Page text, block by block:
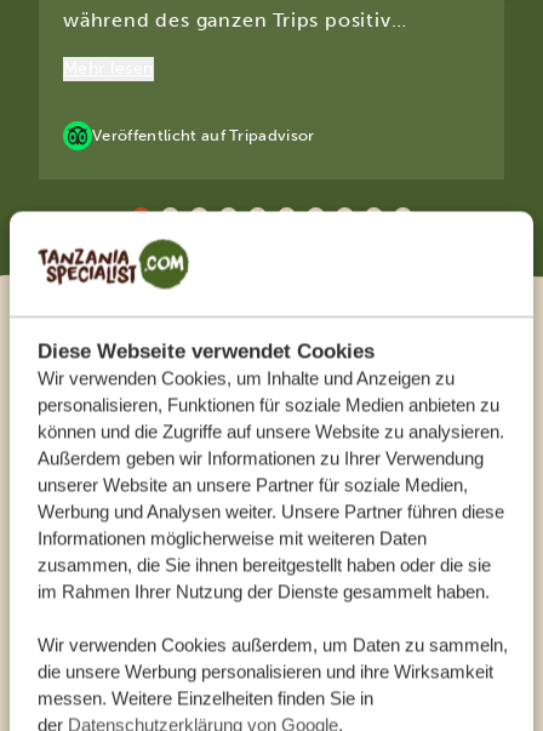
Diese Webseite verwendet Cookies
Wir verwenden Cookies, um Inhalte und Anzeigen zu
personalisieren, Funktionen für soziale Medien anbieten zu
können und die Zugriffe auf unsere Website zu analysieren.
Außerdem geben wir Informationen zu Ihrer Verwendung
unserer Website an unsere Partner für soziale Medien,
Werbung und Analysen weiter. Unsere Partner führen diese
Informationen möglicherweise mit weiteren Daten
zusammen, die Sie ihnen bereitgestellt haben oder die sie
im Rahmen Ihrer Nutzung der Dienste gesammelt haben.
Wir verwenden Cookies außerdem, um Daten zu sammeln,
die unsere Werbung personalisieren und ihre Wirksamkeit
messen. Weitere Einzelheiten finden Sie in
der Datenschutzerklärung von Google.
während des ganzen Trips positiv
bestätigt. Gebucht haben wir 2 Wochen (
Tarangire / Ngorongoro / Serengeti
gefolgt von einem Standaufenthalt aus
Sansibar). Kurzum - vom ersten Abholen
nicht das geringste Problem. Unser
deutschsprachiger Guide (Bakari) hatte
sehr viel Erfahrung im Auffinden der Tiere
und so gelang es ihm oftmals, uns gute
Aussichten abseits des ganzen Safari
Pulks zu verschaffen (wie ein Treffen mit
Nashörnern in den Abendstunden) . Die
ausgesuchten Lodges haben alle die
Erwartungen bei weitem übertroffen.
Alles in Allem 2 unvergessliche Wochen,
einmalige Erlebnisse die für uns dann den
Dank an Bakari - unseren Guide vor Ort
für sein gutes Gespür
Veröffentlicht auf Tripadvisor
Warum Tanzania Specialist?
Die Experten mit tiefgreifendem Wissen
Professionelle private Guides, bequeme Safari-Jeeps,
flexible Routen und das beste Kundenerlebnis. Wir
bereiten Ihren Tansania-Urlaub bis ins kleinste Detail
vor, damit Sie sie ohne Stress und ohne Sorgen
genießen können. Mit uns erhalten Sie nicht nur einen
Erlebnis.
100 % auf Tansania spezialisiert